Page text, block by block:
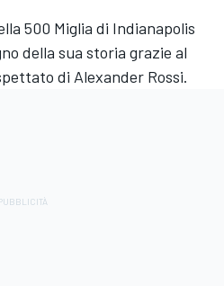
500 Miglia di Indianapolis
della sua storia grazie al
di Alexander Rossi.